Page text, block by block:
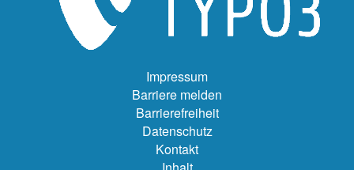
Impressum
Barriere melden
Barrierefreiheit
Datenschutz
Kontakt